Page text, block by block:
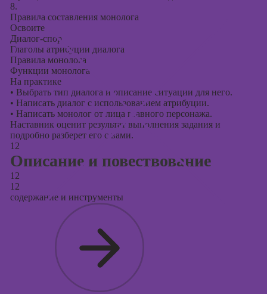
8.
Правила составления монолога
Освоите
Диалог-спор
Глаголы атрибуции диалога
Правила монолога
Функции монолога
На практике
• Выбрать тип диалога и описание ситуации для него.
• Написать диалог с использованием атрибуции.
• Написать монолог от лица главного персонажа.
Наставник оценит результат выполнения задания и
подробно разберет его с вами.
12
Описание и повествование
12
12
содержание и инструменты